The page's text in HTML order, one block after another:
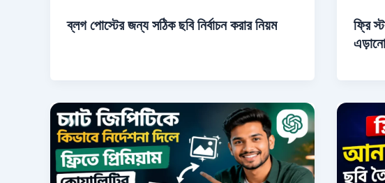
ব্লগ পোস্টের জন্য সঠিক ছবি নির্বাচন করার নিয়ম
ফ্রি